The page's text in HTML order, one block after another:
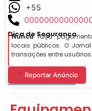
+55
Dica de Segurança
Nuncafaça
locais públicos. O
transações entre usuários.
Reportar Anúncio